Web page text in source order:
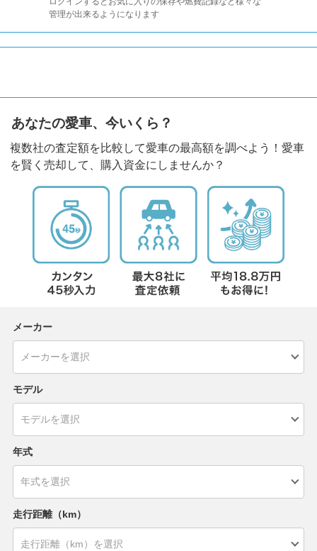
管理が出来るようになります
あなたの愛車、今いくら？
複数社の査定額を比較して愛車の最高額を調べよう！愛車
を賢く売却して、購入資金にしませんか？
メーカー
モデル
年式
走行距離（km）